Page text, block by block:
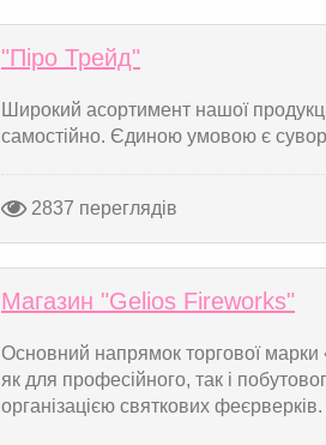
"Піро Трейд"
Широкий асортимент нашої
самостійно. Єдиною умовою є
2837 переглядів
Магазин "Gelios Fireworks"
Основний напрямок торгової
як для професійного, так і
організацією святкових феєрверків.